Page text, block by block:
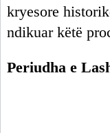
kryesore
ndikuar këtë
Periudha e